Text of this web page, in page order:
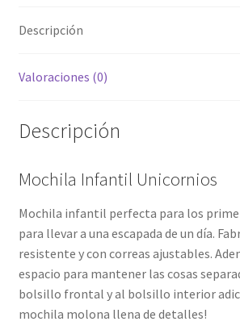
Descripción
Valoraciones (0)
Descripción
Mochila Infantil Unicornios
Mochila infantil perfecta para los
para llevar a una escapada de un día.
resistente y con correas ajustables.
espacio para mantener las cosas
bolsillo frontal y al bolsillo interior
mochila molona llena de detalles!